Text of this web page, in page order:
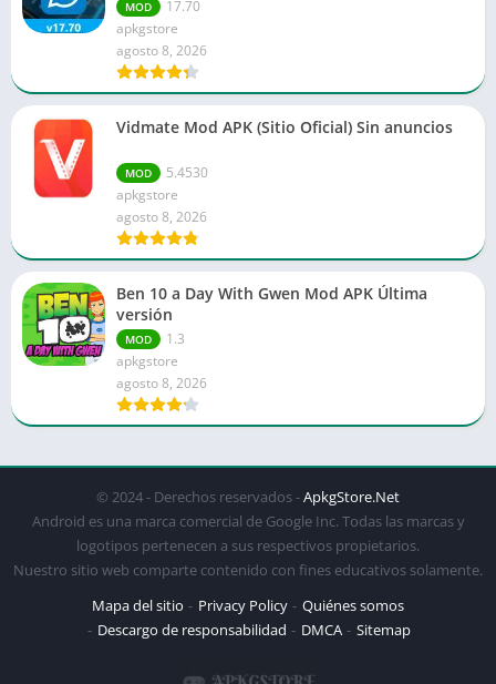
MOD
17.70
apkgstore
agosto 8, 2026
Vidmate Mod APK (Sitio Oficial) Sin anuncios
MOD
5.4530
apkgstore
agosto 8, 2026
Ben 10 a Day With Gwen Mod APK Última
versión
MOD
1.3
apkgstore
agosto 8, 2026
© 2024 - Derechos reservados -ApkgStore.Net
Android es una marca comercial de Google Inc. Todas las marcas y
logotipos pertenecen a sus respectivos propietarios.
Nuestro sitio web comparte contenido con fines educativos solamente.
Mapa del sitio
Privacy Policy
Quiénes somos
Descargo de responsabilidad
DMCA Sitemap